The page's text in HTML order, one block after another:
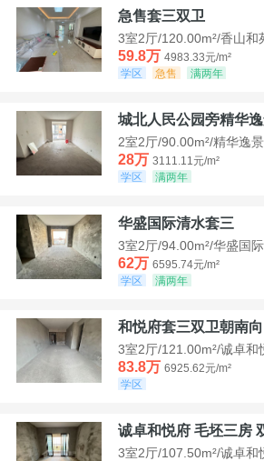
急售套三双卫
3室2厅/120.00m²/香山和
59.8万 4983.33元/m²
学区
急售 满两年
城北人民公园旁精华
2室2厅/90.00m²/精华逸
28万 3111.11元/m²
学区
满两年
华盛国际清水套三
3室2厅/94.00m²/华盛国际
62万 6595.74元/m²
学区
满两年
和悦府套三双卫朝南
3室2厅/121.00m²/诚卓和
83.8万 6925.62元/m²
学区
诚卓和悦府 毛坯三房
3室2厅/107.50m²/诚卓和